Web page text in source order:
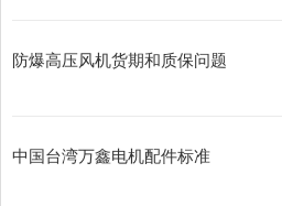
防爆高压风机货期和质保问题
中国台湾万鑫电机配件标准